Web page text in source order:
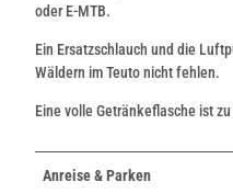
oder E-MTB.
Ein Ersatzschlauch und die
Wäldern im Teuto nicht fehlen.
Eine volle Getränkeflasche ist
Anreise & Parken